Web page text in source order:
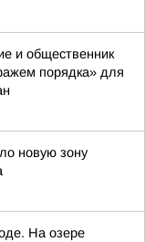
и общественник
порядка» для
новую зону
На озере